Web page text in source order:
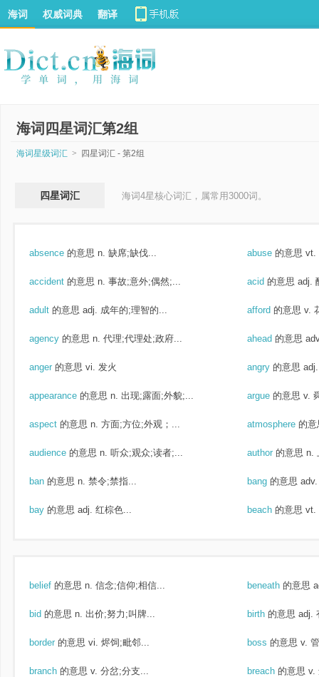
海词 权威词典 翻译
海词四星词汇第2组
海词星级词汇 > 四星词汇 - 第2组
四星词汇 海词4星核心词汇，属常用3000词。
absence 的意思 n. 缺席;缺伐... abuse 的意思 vt.
accident 的意思 n. 事故;意外;偶然;... acid 的意思 adj.
adult 的意思 adj. 成年的;理智的... afford 的意思 v.
agency 的意思 n. 代理;代理处;政府... ahead 的意思
anger 的意思 vi. 发火 angry 的意思
appearance 的意思 n. 出现;露面;外貌;... argue 的意思 v.
aspect 的意思 n. 方面;方位;外观；... atmosphere 的意
audience 的意思 n. 听众;观众;读者;... author 的意思 n.
ban 的意思 n. 禁令;禁指... bang 的意思
bay 的意思 adj. 红棕色... beach 的意思 vt.
belief 的意思 n. 信念;信仰;相信... beneath 的意思
bid 的意思 n. 出价;努力;叫牌... birth 的意思 adj.
border 的意思 vi. 烬饲;毗邻... boss 的意思 v.
branch 的意思 v. 分岔;分支... breach 的意思 v.